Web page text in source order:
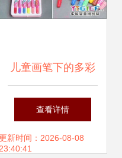
儿童画笔下的多彩
世界 高清图片与创
意日用
查看详情
新时间：2026-08-08
23:40:41